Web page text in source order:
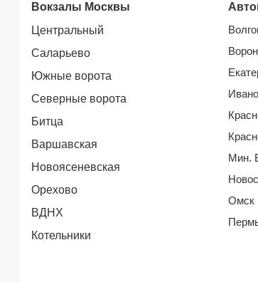
Вокзалы Москвы
Центральный
Саларьево
Южные ворота
Северные ворота
Битца
Варшавская
Новоясеневская
Орехово
ВДНХ
Котельники
Мин.
Омск